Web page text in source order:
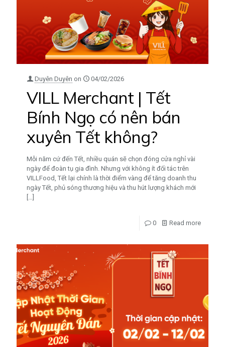
Duyên Duyên on 04/02/2026
VILL Merchant | Tết
Bính Ngọ có nên bán
xuyên Tết không?
Mỗi năm cứ đến Tết, nhiều quán sẽ chọn đóng cửa nghỉ vài
ngày để đoàn tụ gia đình. Nhưng với không ít đối tác trên
VILLFood, Tết lại chính là thời điểm vàng để tăng doanh thu
ngày Tết, phủ sóng thương hiệu và thu hút lượng khách mới
[…]
0 Read more